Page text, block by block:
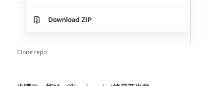
Clone repo